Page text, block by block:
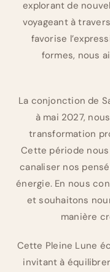
explorant de
voyageant à
favorise
formes, nous
La conjonction de
à mai 2027,
transformation
Cette période
canaliser nos
énergie. En nous
et souhaitons
manière
Cette Pleine Lune
invitant à